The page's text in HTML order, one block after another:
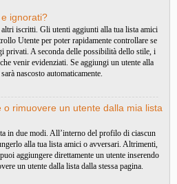
e ignorati?
iscritti. Gli utenti aggiunti alla tua lista amici
Utente per poter rapidamente controllare se
privati. A seconda delle possibilità dello stile, i
venir evidenziati. Se aggiungi un utente alla
nascosto automaticamente.
rimuovere un utente dalla mia lista
in due modi. All’interno del profilo di ciascun
alla tua lista amici o avversari. Altrimenti,
aggiungere direttamente un utente inserendo
un utente dalla lista dalla stessa pagina.